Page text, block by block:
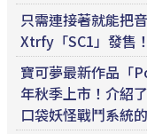
只需連接著就能把
Xtrfy「SC1」發售！
寶可夢最新作品「
年秋季上市！介紹
口袋妖怪戰鬥系統